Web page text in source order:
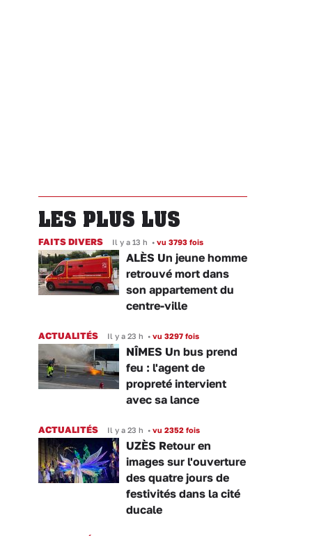
LES PLUS LUS
FAITS DIVERS Il y a 13 h • vu 3793 fois
ALÈS Un jeune homme
retrouvé mort dans
son appartement du
centre-ville
ACTUALITÉS Il y a 23 h • vu 3297 fois
NÎMES Un bus prend
feu : l'agent de
propreté intervient
avec sa lance
ACTUALITÉS Il y a 23 h • vu 2352 fois
UZÈS Retour en
images sur l'ouverture
des quatre jours de
festivités dans la cité
ducale